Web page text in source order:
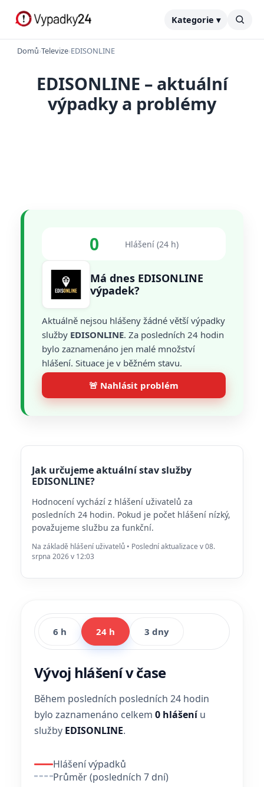
Kategorie ▾
Domů›Televize›EDISONLINE
EDISONLINE – aktuální
výpadky a problémy
0 Hlášení (24 h)
Má dnes EDISONLINE
výpadek?
Aktuálně nejsou hlášeny žádné větší výpadky
služby EDISONLINE. Za posledních 24 hodin
bylo zaznamenáno jen malé množství
hlášení. Situace je v běžném stavu.
🚨 Nahlásit problém
Jak určujeme aktuální stav služby
EDISONLINE?
Hodnocení vychází z hlášení uživatelů za
posledních 24 hodin. Pokud je počet hlášení nízký,
považujeme službu za funkční.
Na základě hlášení uživatelů • Poslední aktualizace v 08.
srpna 2026 v 12:03
6 h 24 h 3 dny
Vývoj hlášení v čase
Během posledních posledních 24 hodin
bylo zaznamenáno celkem 0 hlášeníu
služby EDISONLINE.
Hlášení výpadků
Průměr (posledních 7 dní)